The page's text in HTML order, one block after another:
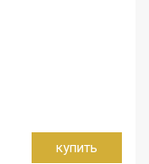
купить